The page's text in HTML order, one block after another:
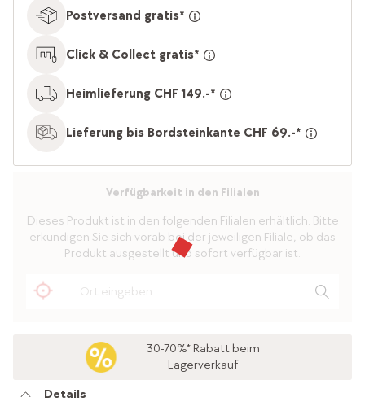
Postversand gratis*
Click & Collect gratis*
Heimlieferung CHF 149.-*
Lieferung bis Bordsteinkante CHF 69.-*
Verfügbarkeit in den Filialen
Dieses Produkt ist in den folgenden Filialen erhältlich. Bitte
erkundigen Sie sich vorab bei der jeweiligen Filiale, ob das
Produkt ausgestellt und sofort verfügbar ist.
30-70%* Rabatt beim
Lagerverkauf
Details